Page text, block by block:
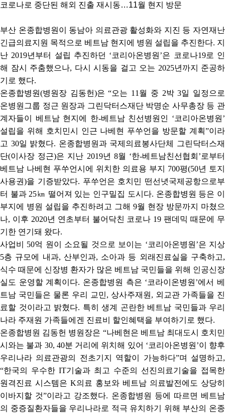
코로나로 중단된 해외 진출 재시동…11월 현지 방문
부산 온종합병원이 동남아 의료관광 활성화와 지진 등 자연재난
긴급의료지원 목적으로 베트남 현지에 병원 설립을 추진한다. 지
난 2019년부터 설립 추진하던 ‘코리아온병원 ’은 코로나19로 인
해 잠시 주춤했으나, 다시 시동을 걸고 오는 2025년까지 준공하
기로 했다.
온종합병원(병원장 김동헌)은“오는 11 월 중 2박3일 일정으로
온병원그룹 정근 원장과 그린닥터스재단 박명순 사무총장 등 관
계자들이 베트남 현지에 한-베트남 친선병원인 ‘코리아온병원 ’
설립을 위해 호치민시 인근 나베현 푸쑤언을 방문할 계획”이라
고 30일 밝혔다. 온종합병원과 국제의료봉사단체 그린닥터스재
단(이사장 정근)은 지난 2019년 8월 ‘한-베트남친선협회 ’로부터
베트남 나베현 푸쑤언시에 위치한 의료용 부지 700평(50년 토지
사용권)을 기증받았다. 푸쑤언은 호치민 떤선녓국제공항으로부
터 불과 25㎞ 떨어져 있는 인구밀집 도시다. 온종합병원 등은 이
부지에 병원 설립을 추진하려고 그해 9월 현장 방문까지 마쳤으
나, 이후 2020년 연초부터 불어닥친 코로나 19 팬데믹 때문에 무
기한 연기돼 왔다.
사업비 50억 원이 소요될 것으로 보이는 ‘코리아온병원 ’은 지상
5층 규모에 내과, 산부인과, 소아과 등 외래진료실을 구축하고,
식수 때문에 신장병 환자가 많은 베트남 국민들을 위해 인공신장
실도 운영할 계획이다. 온종합병원 측은 ‘코라이온병원 ’에서 베
트남 국민들은 물론 우리 교민, 상사주재원 , 외교관 가족들을 진
료할 것이라고 밝혔다. 특히 생계 곤란한 베트남 국민들과 우리
나라 주재원 가족들에겐 진료비 할인혜택을 부여하기로 했다.
온종합병원 김동헌 병원장은 “나베현은 베트남 최대도시 호치민
시와는 불과 30, 40분 거리에 위치해 있어 ‘코리아온병원 ’이 향후
우리나라 의료관광의 전초기지 역할이 가능하다”며 설명하고,
“한국의 우수한 IT기술과 최고 수준의 선진의료기술을 접목한
원격진료 시스템은 K의료 홍보와 베트남 의료발전에도 상당히
이바지할 것”이라고 강조했다. 온종합병원 등에 따르면 베트남
의 중증질환자들을 우리나라로 적극 유치하기 위해 부산의 온종